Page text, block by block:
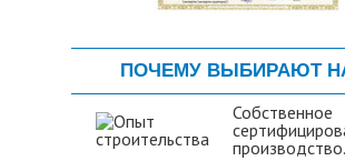
ПОЧЕМУ ВЫБИРАЮТ
Собственное
производство.